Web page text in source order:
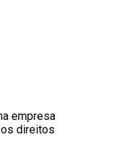
empresa
direitos